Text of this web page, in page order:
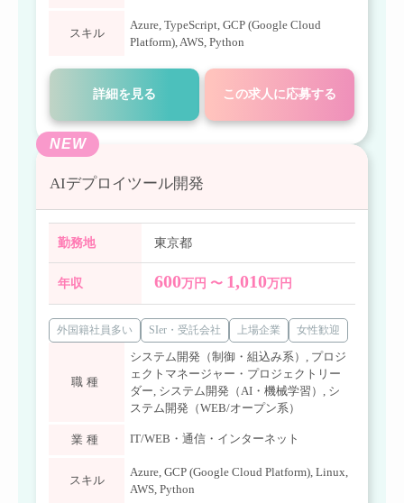
スキル
Azure, TypeScript, GCP (Google Cloud
Platform),AWS, Python
詳細を見る この求人に応募する
NEW
AIデプロイツール開発
勤務地 東京都
年収 600万円 〜 1,010万円
外国籍社員多い SIer・受託会社 上場企業 女性歓迎
職種
システム開発（制御・組込み系） , プロジ
ェクトマネージャー・プロジェクトリー
ダー, システム開発（AI・機械学習） , シ
ステム開発（WEB/オープン系）
業種 IT/WEB・通信・インターネット
スキル
Azure, GCP (Google Cloud Platform), Linux,
AWS, Python